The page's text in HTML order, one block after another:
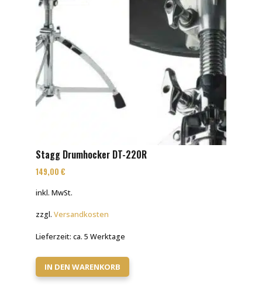
Stagg Drumhocker DT-220R
149,00 €
inkl. MwSt.
zzgl. Versandkosten
Lieferzeit: ca. 5 Werktage
IN DEN WARENKORB